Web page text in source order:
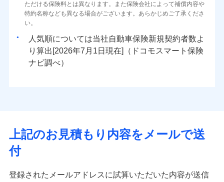
ただける保険料とは異なります。また保険会社によって補償内容や
特約名称なども異なる場合がございます。あらかじめご了承くださ
い。
人気順については当社
新規契約者数よ
り算出[
年 月
日現在]（ドコモスマート保険
ナビ調べ）
上記のお見積もり内容をメールで送
付
登録されたメールアドレスに試算いただいた内容が送信